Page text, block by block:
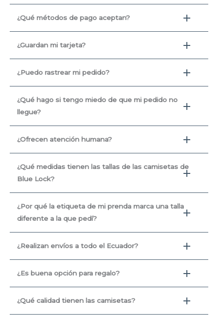
¿Qué métodos de pago aceptan?
¿Guardan mi tarjeta?
¿Puedo rastrear mi pedido?
¿Qué hago si tengo miedo de que mi pedido no
llegue?
¿Ofrecen atención humana?
¿Qué medidas tienen las tallas de las camisetas de
Blue Lock?
¿Por qué la etiqueta de mi prenda marca una talla
diferente a la que pedí?
¿Realizan envíos a todo el Ecuador?
¿Es buena opción para regalo?
¿Qué calidad tienen las camisetas?